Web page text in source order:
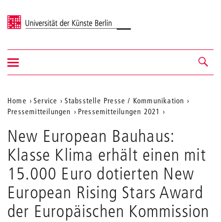
Universität der Künste Berlin
Navigation &
Suche
Navigation
ein-/ausblenden
Aktuelle
Position
auf
der
Webseite
Home Service
Stabsstelle Presse / Kommunikation
Pressemitteilungen
Pressemitteilungen 2021
New European Bauhaus:
Klasse Klima erhält einen mit
15.000 Euro dotierten New
European Rising Stars Award
der Europäischen Kommission